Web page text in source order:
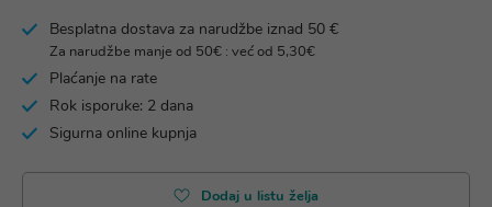
Besplatna dostava za narudžbe iznad 50 €
Za narudžbe manje od 50€ : već od 5,30€
Plaćanje na rate
Rok isporuke: 2 dana
Sigurna online kupnja
Dodaj u listu želja